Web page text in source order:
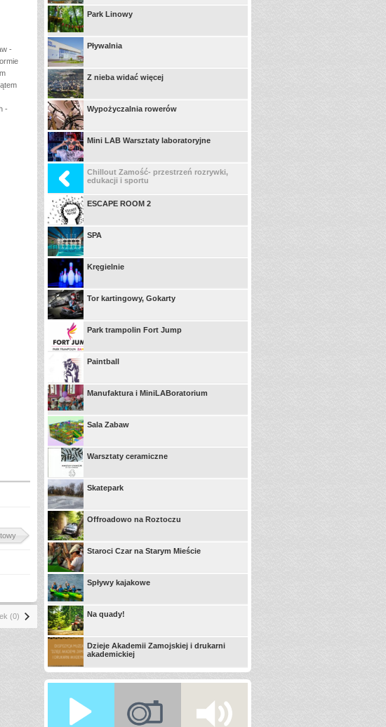
-
-
(0)
Park Linowy
Pływalnia
Z nieba widać więcej
Wypożyczalnia rowerów
Mini LAB Warsztaty laboratoryjne
Chillout Zamość- przestrzeń rozrywki,
edukacji i sportu
ESCAPE ROOM 2
SPA
Kręgielnie
Tor kartingowy, Gokarty
Park trampolin Fort Jump
Paintball
Manufaktura i MiniLABoratorium
Sala Zabaw
Warsztaty ceramiczne
Skatepark
Offroadowo na Roztoczu
Staroci Czar na Starym Mieście
Spływy kajakowe
Na quady!
Dzieje Akademii Zamojskiej i drukarni
akademickiej